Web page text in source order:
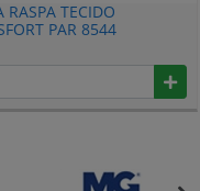
RASPA TECIDO
PAR 8544